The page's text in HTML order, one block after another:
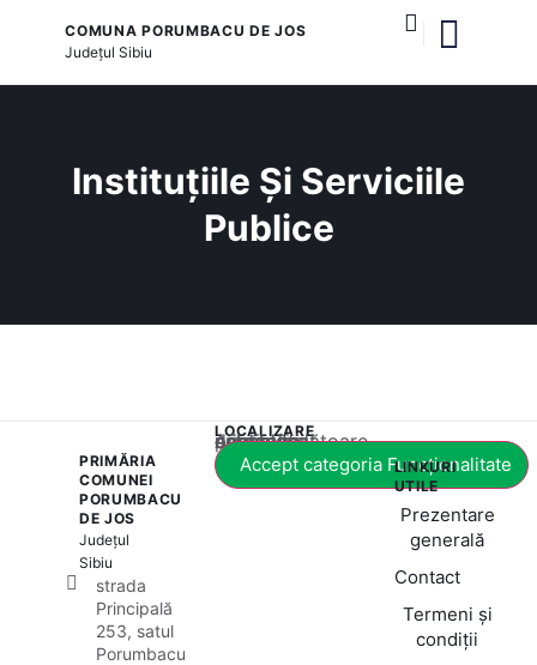
COMUNA PORUMBACU DE JOS
JudețulSibiu
Instituțiile Și Serviciile
Publice
PRIMĂRIA
COMUNEI
PORUMBACU
DE JOS
Județul
Sibiu
strada
Principală
253, satul
Porumbacu
LOCALIZARE
Acest conținut este blocat până când acceptați categoria corespunzătoare de cookie-uri.
Accept categoria Funcționalitate
LINKURI
UTILE
Prezentare
generală
Contact
Termeni și
condiții